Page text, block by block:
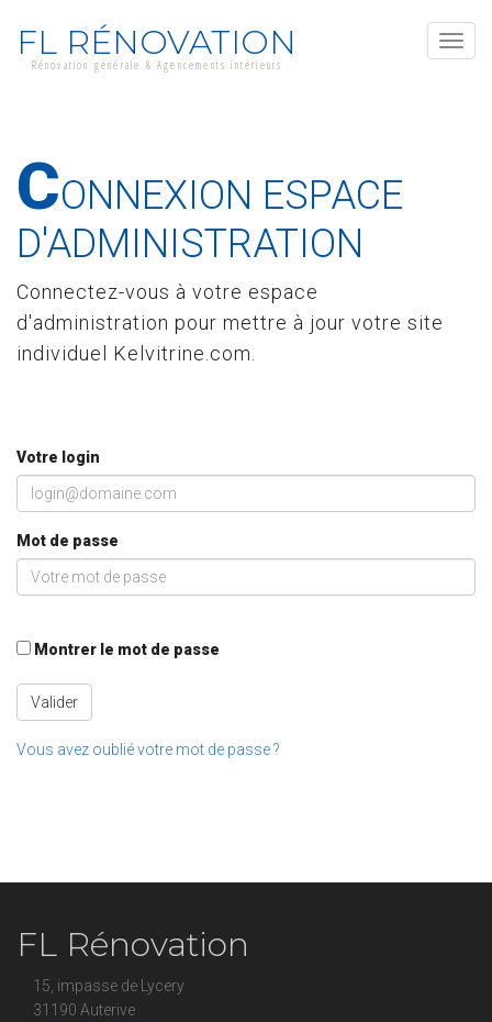
FL RÉNOVATION
Rénovation générale & Agencements intérieurs
CONNEXION ESPACE
D'ADMINISTRATION
Connectez-vous à votre espace
d'administration pour mettre à jour votre site
individuel Kelvitrine.com.
Votre login
Mot de passe
Montrer le mot de passe
Valider
Vous avez oublié votre mot de passe ?
FL Rénovation
15, impasse de Lycery
31190 Auterive